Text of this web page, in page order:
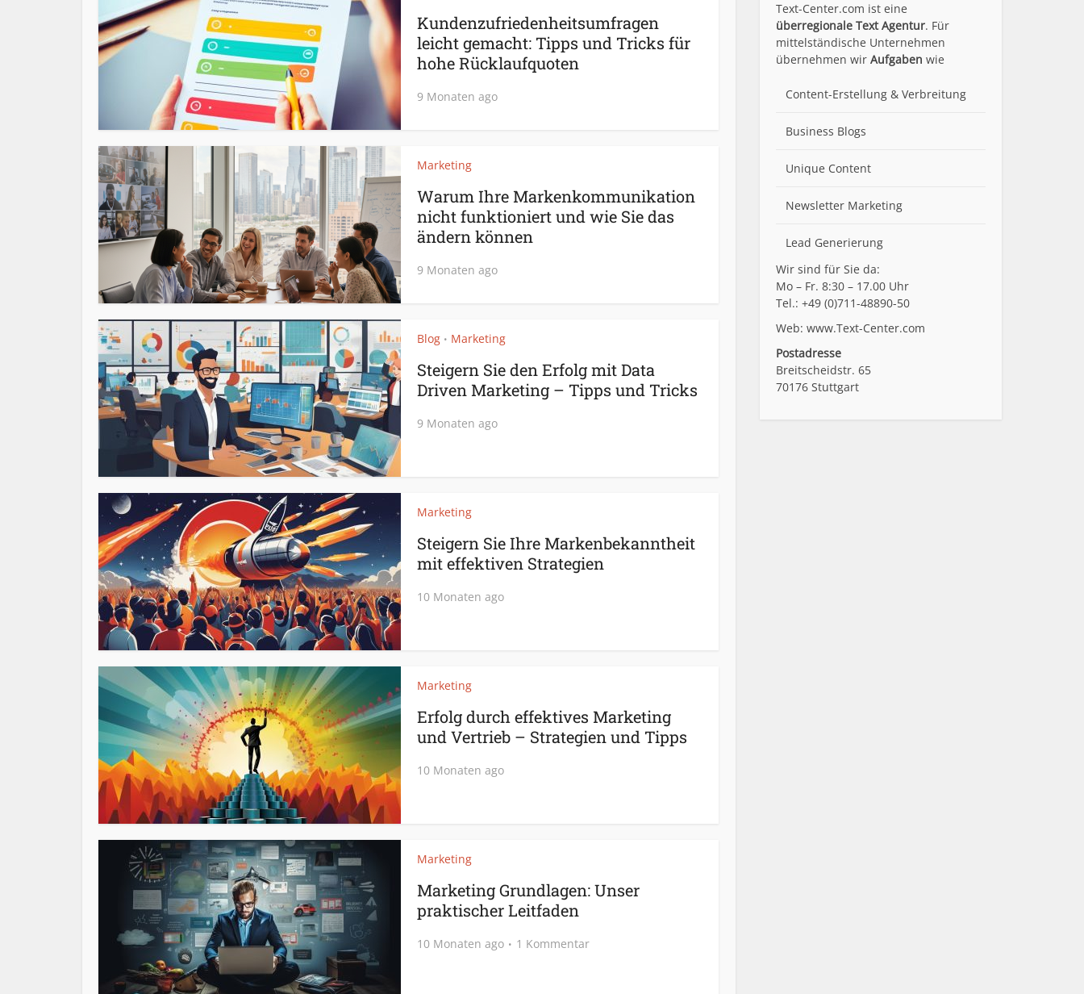
Kundenzufriedenheitsumfragen
leicht gemacht: Tipps und Tricks für
hohe Rücklaufquoten
9 Monaten ago
Marketing
Warum Ihre Markenkommunikation
nicht funktioniert und wie Sie das
ändern können
9 Monaten ago
Blog • Marketing
Steigern Sie den Erfolg mit Data
Driven Marketing – Tipps und Tricks
9 Monaten ago
Marketing
Steigern Sie Ihre Markenbekanntheit
mit effektiven Strategien
10 Monaten ago
Marketing
Erfolg durch effektives Marketing
und Vertrieb – Strategien und Tipps
10 Monaten ago
Marketing
Marketing Grundlagen: Unser
praktischer Leitfaden
10 Monaten ago 1 Kommentar
Text-Center.com ist eine
überregionale Text Agentur. Für
mittelständische Unternehmen
übernehmen wir Aufgaben wie
Content-Erstellung & Verbreitung
Business Blogs
Unique Content
Newsletter Marketing
Lead Generierung
Wir sind für Sie da:
Mo – Fr. 8:30 – 17.00 Uhr
Tel.: +49 (0)711-48890-50
Web: www.Text-Center.com
Postadresse
Breitscheidstr. 65
70176 Stuttgart